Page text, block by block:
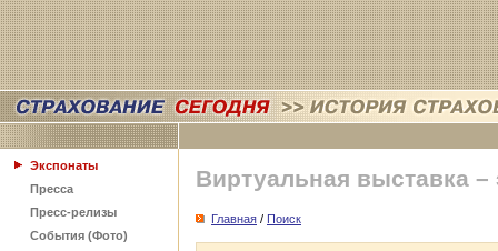
Экспонаты
Пресса
Пресс-релизы
События (Фото)
Виртуальная выставка –
Главная / Поиск